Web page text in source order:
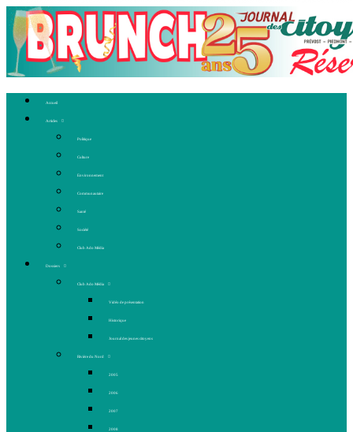
Accueil
Articles
Politique
Culture
Environnement
Communautaire
Santé
Société
Club Ado Média
Dossiers
Club Ado Média
Vidéo de présentation
Historique
Journal des jeunes citoyens
Rivière du Nord
2005
2006
2007
2008